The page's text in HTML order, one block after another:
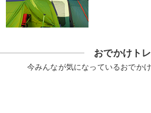
おでかけト
今みんなが気になっているおでか